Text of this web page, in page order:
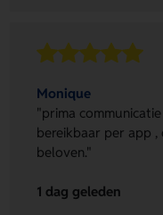
Monique
"prima
bereikbaar per app ,
beloven."
1 dag geleden